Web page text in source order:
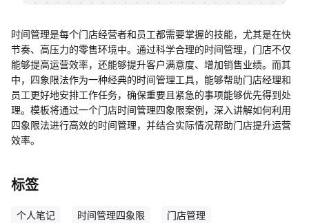
时间管理是每个门店经营者和员工都需要掌握的技能，尤其是在快
节奏、高压力的零售环境中。通过科学合理的时间管理，门店不仅
能够提高运营效率，还能够提升客户满意度、增加销售业绩。而其
中，四象限法作为一种经典的时间管理工具，能够帮助门店经理和
员工更好地安排工作任务，确保重要且紧急的事项能够优先得到处
理。模板将通过一个门店时间管理四象限案例，深入讲解如何利用
四象限法进行高效的时间管理，并结合实际情况帮助门店提升运营
效率。
标签
个人笔记 时间管理四象限 门店管理